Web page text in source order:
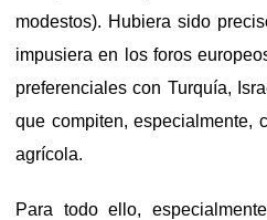
modestos). Hubiera sido
impusiera en los foros
preferenciales con Turquía,
que compiten, especialmente,
agrícola.
Para todo ello,